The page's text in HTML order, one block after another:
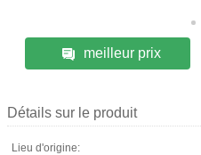
meilleur prix
Détails sur le produit
Lieu d'origine: